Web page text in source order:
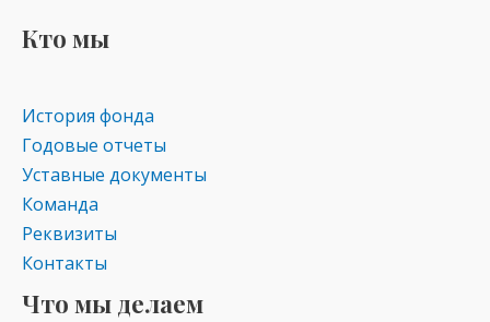
Кто мы
История фонда
Годовые отчеты
Уставные документы
Команда
Реквизиты
Контакты
Что мы делаем